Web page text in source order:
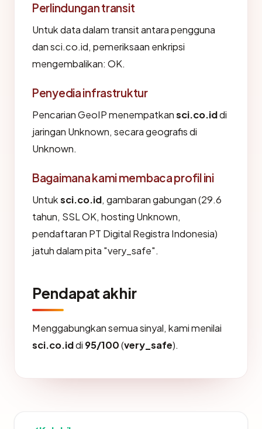
Perlindungan transit
Untuk data dalam transit antara pengguna
dan sci.co.id, pemeriksaan enkripsi
mengembalikan: OK.
Penyedia infrastruktur
Pencarian GeoIP menempatkansci.co.iddi
jaringan Unknown, secara geografis di
Unknown.
Bagaimana kami membaca profil ini
Untuksci.co.id, gambaran gabungan (29.6
tahun, SSL OK, hosting Unknown,
pendaftaran PT Digital Registra Indonesia)
jatuh dalam pita "very_safe".
Pendapat akhir
Menggabungkan semua sinyal, kami menilai
sci.co.iddi 95/100(very_safe).